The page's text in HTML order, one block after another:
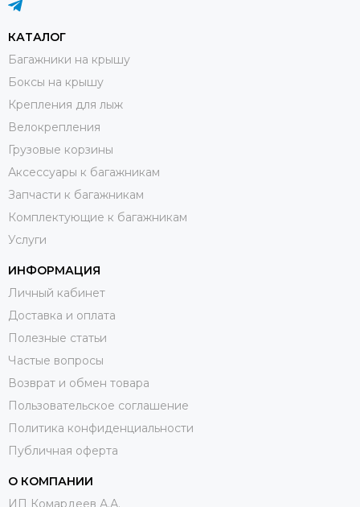
КАТАЛОГ
Багажники на крышу
Боксы на крышу
Крепления для лыж
Велокрепления
Грузовые корзины
Аксессуары к багажникам
Запчасти к багажникам
Комплектующие к багажникам
Услуги
ИНФОРМАЦИЯ
Личный кабинет
Доставка и оплата
Полезные статьи
Частые вопросы
Возврат и обмен товара
Пользовательское соглашение
Политика конфиденциальности
Публичная оферта
О КОМПАНИИ
ИП Комардеев А.А.